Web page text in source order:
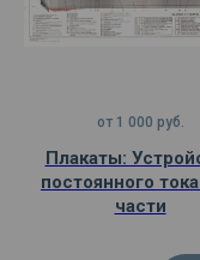
от 1 000 руб.
Плакаты:
постоянного
части